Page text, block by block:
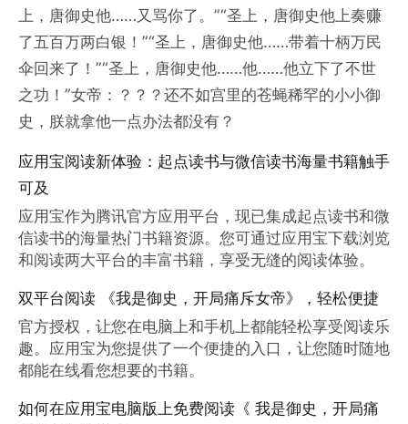
上，唐御史他……又骂你了。”“圣上，唐御史他上奏赚
了五百万两白银！”“圣上，唐御史他……带着十柄万民
伞回来了！”“圣上，唐御史他……他……他立下了不世
之功！”女帝：？？？还不如宫里的苍蝇稀罕的小小御
史，朕就拿他一点办法都没有？
应用宝阅读新体验：起点读书与微信读书海量书籍触手
可及
应用宝作为腾讯官方应用平台，现已集成起点读书和微
信读书的海量热门书籍资源。您可通过应用宝下载浏览
和阅读两大平台的丰富书籍，享受无缝的阅读体验。
双平台阅读 《我是御史，开局痛斥女帝》，轻松便捷
官方授权，让您在电脑上和手机上都能轻松享受阅读乐
趣。应用宝为您提供了一个便捷的入口，让您随时随地
都能在线看您想要的书籍。
如何在应用宝电脑版上免费阅读《 我是御史，开局痛